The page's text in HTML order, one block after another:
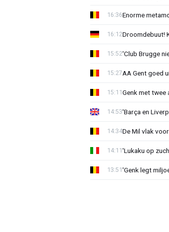
Enorme
16:36
Droomdebuut!
16:12
'Club Brugge
15:52
AA Gent goed
15:27
Genk met twee
15:11
'Barça en
14:53
De Mil vlak
14:34
'Lukaku op
14:11
'Genk legt
13:51